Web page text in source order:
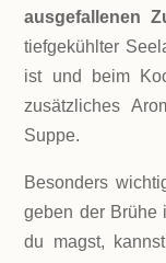
ausgefallenen
tiefgekühlter
ist und beim
zusätzliches
Suppe.
Besonders
geben der Brühe
du magst,